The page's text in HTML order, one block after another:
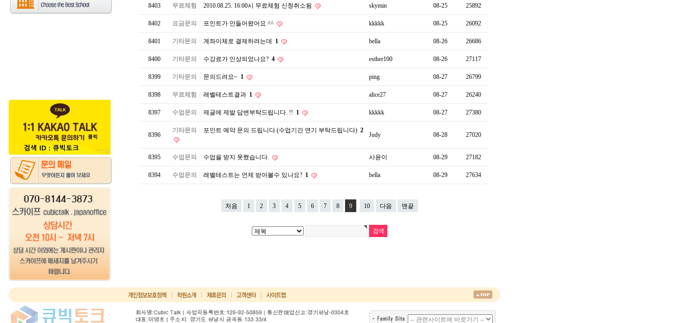
8403 무료체험 2010.08.25. 16:00시 무료체험 신청취소됨 skymin 08-25 25892
8402 요금문의 포인트가 안들어왔어요 ^^ kkkkk 08-25 26092
8401 기타문의 계좌이체로 결제하려는데 1 bella 08-26 26686
8400 기타문의 수강료가 인상되었나요? 4 esther100 08-26 27117
8399 기타문의 문의드려요~ 1 ping 08-27 26799
8398 무료체험 레벨테스트결과 1 alice27 08-27 26240
8397 수업문의 제글에 제발 답변부탁드립니다. !! 1 kkkkk 08-27 27380
8396
기타문의 포인트 예약 문의 드립니다.(수업기간 연기 부탁드립니다) 2
Judy 08-28 27020
8395 수업문의 수업을 받지 못했습니다. 사윤이 08-29 27182
8394 수업문의 레벨테스트는 언제 받아볼수 있나요? 1 bella 08-29 27634
처음 1 2 3 4 5 6 7 8 9 10 다음 맨끝